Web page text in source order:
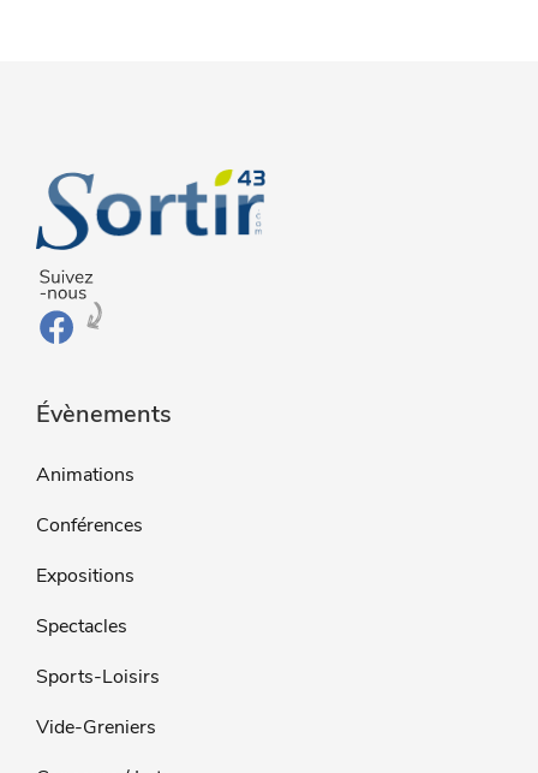
Évènements
Animations
Conférences
Expositions
Spectacles
Sports-Loisirs
Vide-Greniers